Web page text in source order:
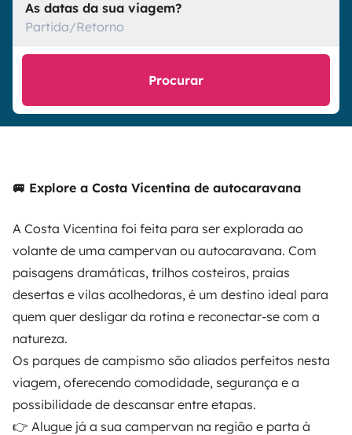
As datas da sua viagem?
Partida/Retorno
Procurar
🚐 Explore a Costa Vicentina de autocaravana
A Costa Vicentina foi feita para ser explorada ao
volante de uma campervan ou autocaravana. Com
paisagens dramáticas, trilhos costeiros, praias
desertas e vilas acolhedoras, é um destino ideal para
quem quer desligar da rotina e reconectar-se com a
natureza.
Os parques de campismo são aliados perfeitos nesta
viagem, oferecendo comodidade, segurança e a
possibilidade de descansar entre etapas.
👉 Alugue já a sua campervan na região e parta à